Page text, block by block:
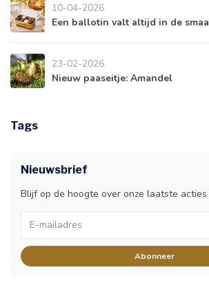
10-04-2026
Een ballotin valt altijd in de
23-02-2026
Nieuw paaseitje: Amandel
Tags
Nieuwsbrief
Blijf op de hoogte over onze laatste acties
Abonneer